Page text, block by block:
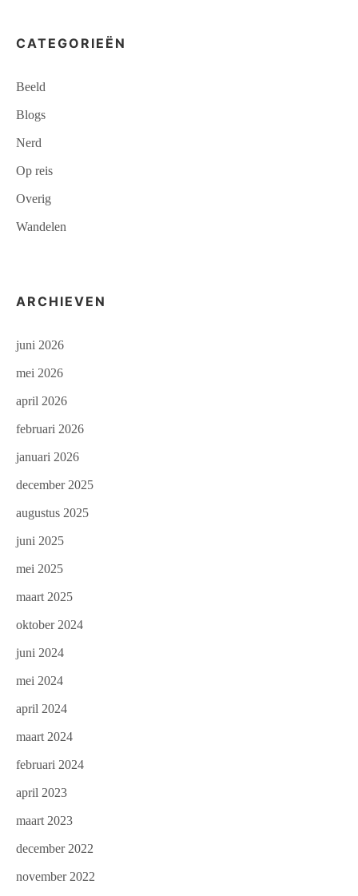
CATEGORIEËN
Beeld
Blogs
Nerd
Op reis
Overig
Wandelen
ARCHIEVEN
juni 2026
mei 2026
april 2026
februari 2026
januari 2026
december 2025
augustus 2025
juni 2025
mei 2025
maart 2025
oktober 2024
juni 2024
mei 2024
april 2024
maart 2024
februari 2024
april 2023
maart 2023
december 2022
november 2022